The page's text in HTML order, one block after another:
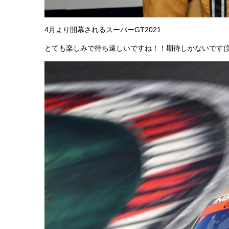
4月より開幕されるスーパーGT2021
とても楽しみで待ち遠しいですね！！期待しかないです(